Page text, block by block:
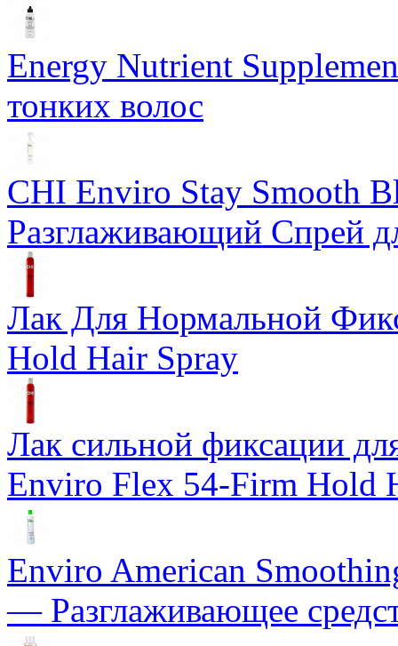
Energy Nutrient
тонких волос
CHI Enviro Stay Smooth
Разглаживающий Спрей
Лак Для Нормальной
Hold Hair Spray
Лак сильной фиксации
Enviro Flex 54-Firm Hold
Enviro American
— Разглаживающее